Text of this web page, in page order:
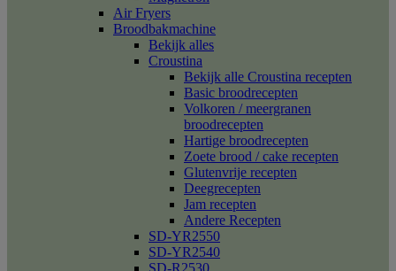
Air Fryers
Broodbakmachine
Bekijk alles
Croustina
Bekijk alle Croustina recepten
Basic broodrecepten
Volkoren / meergranen
broodrecepten
Hartige broodrecepten
Zoete brood / cake recepten
Glutenvrije recepten
Deegrecepten
Jam recepten
Andere Recepten
SD-YR2550
SD-YR2540
SD-R2530